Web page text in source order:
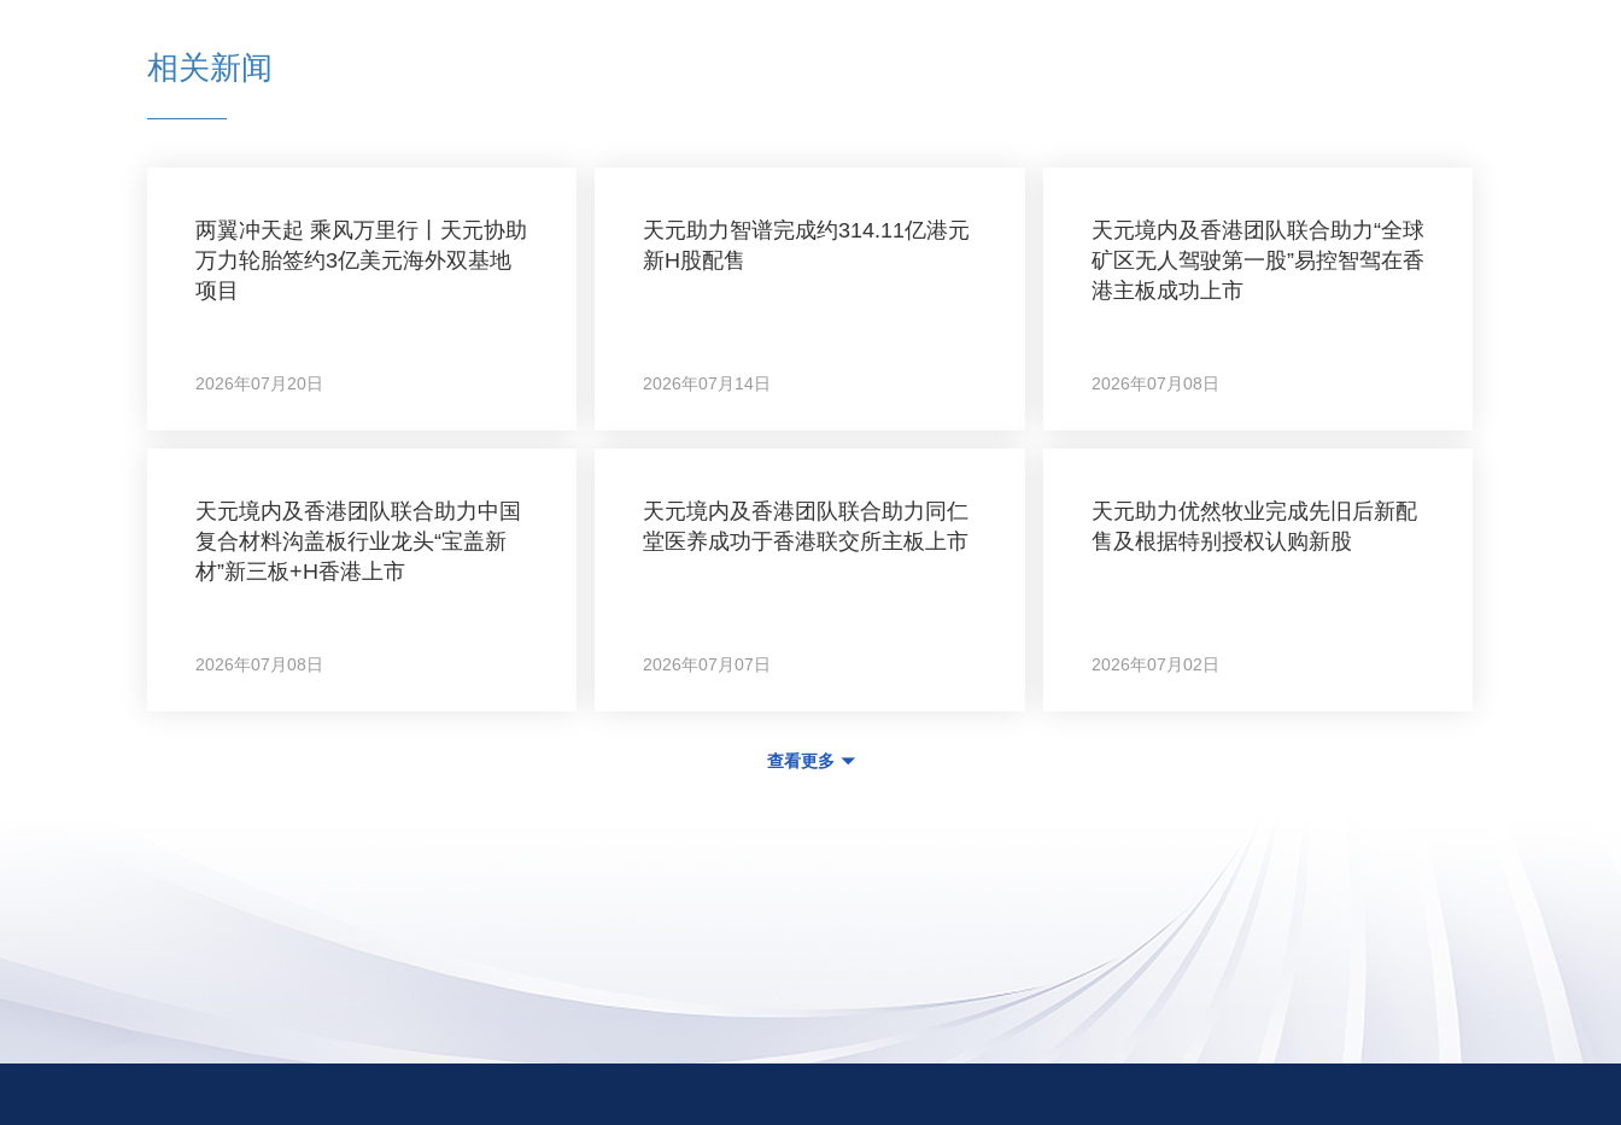
相关新闻
两翼冲天起 乘风万里行丨天元协助
万力轮胎签约3亿美元海外双基地
项目
2026年07月20日
天元助力智谱完成约314.11亿港元
新H股配售
2026年07月14日
天元境内及香港团队联合助力“全球
矿区无人驾驶第一股”易控智驾在香
港主板成功上市
2026年07月08日
天元境内及香港团队联合助力中国
复合材料沟盖板行业龙头“宝盖新
材”新三板+H香港上市
2026年07月08日
天元境内及香港团队联合助力同仁
堂医养成功于香港联交所主板上市
2026年07月07日
天元助力优然牧业完成先旧后新配
售及根据特别授权认购新股
2026年07月02日
查看更多